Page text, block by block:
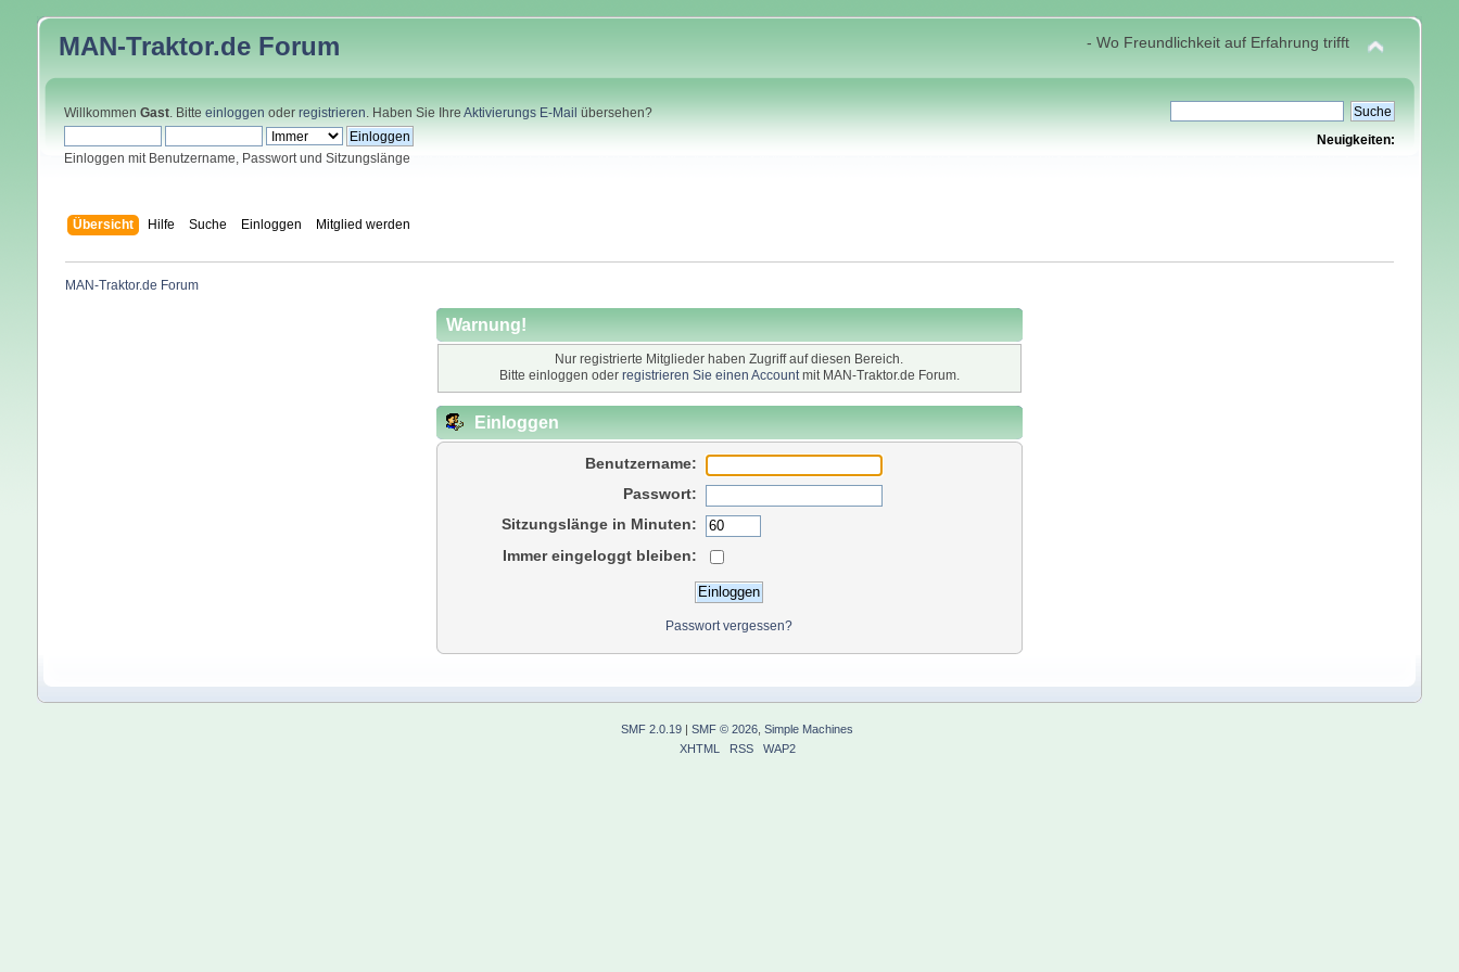
MAN-Traktor.de Forum - Wo Freundlichkeit auf Erfahrung trifft
Willkommen Gast. Bitte einloggen oder registrieren. Haben Sie Ihre Aktivierungs E-Mail übersehen?
Einloggen mit Benutzername, Passwort und Sitzungslänge
Neuigkeiten:
Übersicht Hilfe Suche Einloggen Mitglied werden
MAN-Traktor.de Forum
Warnung!
Nur registrierte Mitglieder haben Zugriff auf diesen Bereich.
Bitte einloggen oder registrieren Sie einen Accountmit MAN-Traktor.de Forum.
Einloggen
Benutzername:
Passwort:
Sitzungslänge in Minuten:
Immer eingeloggt bleiben:
Passwort vergessen?
SMF 2.0.19 |SMF © 2026 ,Simple Machines
XHTML
RSS WAP2